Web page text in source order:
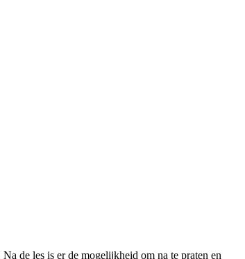
de les is er de mogelijkheid om na te praten en